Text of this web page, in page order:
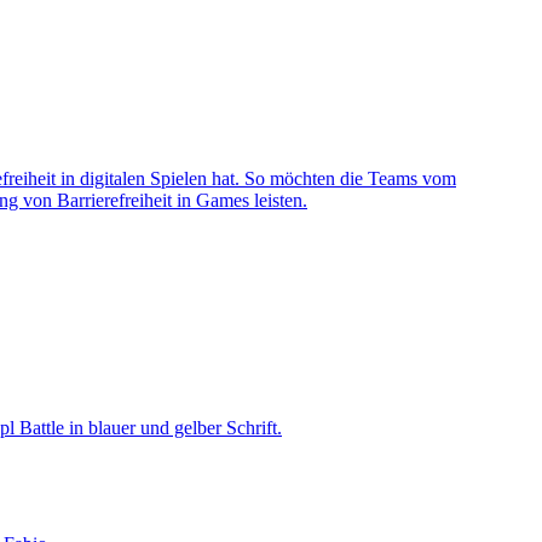
in digitalen Spielen hat. So möchten die Teams vom
von Barrierefreiheit in Games leisten.